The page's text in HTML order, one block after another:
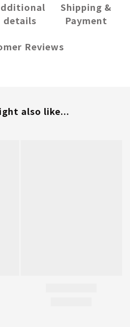
details
Shipping &
Payment
Reviews
also like...